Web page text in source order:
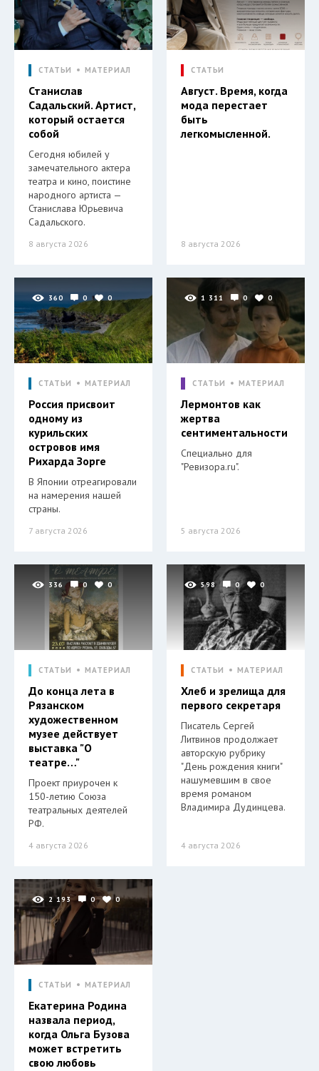
СТАТЬИ МАТЕРИАЛ
Станислав
Садальский. Артист,
который остается
собой
Сегодня юбилей у
замечательного актера
театра и кино, поистине
народного артиста —
Станислава Юрьевича
Садальского.
8 августа 2026
СТАТЬИ
Август. Время, когда
мода перестает
быть
легкомысленной.
8 августа 2026
360 0 0
СТАТЬИ МАТЕРИАЛ
Россия присвоит
одному из
курильских
островов имя
Рихарда Зорге
В Японии отреагировали
на намерения нашей
страны.
7 августа 2026
1 311 0 0
СТАТЬИ МАТЕРИАЛ
Лермонтов как
жертва
сентиментальности
Специально для
"Ревизора.ru".
5 августа 2026
336 0 0
СТАТЬИ МАТЕРИАЛ
До конца лета в
Рязанском
художественном
музее действует
выставка "О
театре…"
Проект приурочен к
150-летию Союза
театральных деятелей
РФ.
4 августа 2026
598 0 0
СТАТЬИ МАТЕРИАЛ
Хлеб и зрелища для
первого секретаря
Писатель Сергей
Литвинов продолжает
авторскую рубрику
"День рождения книги"
нашумевшим в свое
время романом
Владимира Дудинцева.
4 августа 2026
2 193 0 0
СТАТЬИ МАТЕРИАЛ
Екатерина Родина
назвала период,
когда Ольга Бузова
может встретить
свою любовь